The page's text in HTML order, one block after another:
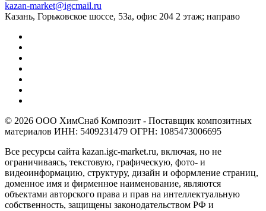
kazan-market@igcmail.ru
Казань, ​Горьковское шоссе, 53а, офис 204 2 этаж; направо
© 2026 ООО ХимСнаб Композит - Поставщик композитных
материалов ИНН: 5409231479 ОГРН: 1085473006695
Все ресурсы сайта kazan.igc-market.ru, включая, но не
ограничиваясь, текстовую, графическую, фото- и
видеоинформацию, структуру, дизайн и оформление страниц,
доменное имя и фирменное наименование, являются
объектами авторского права и прав на интеллектуальную
собственность, защищены законодательством РФ и